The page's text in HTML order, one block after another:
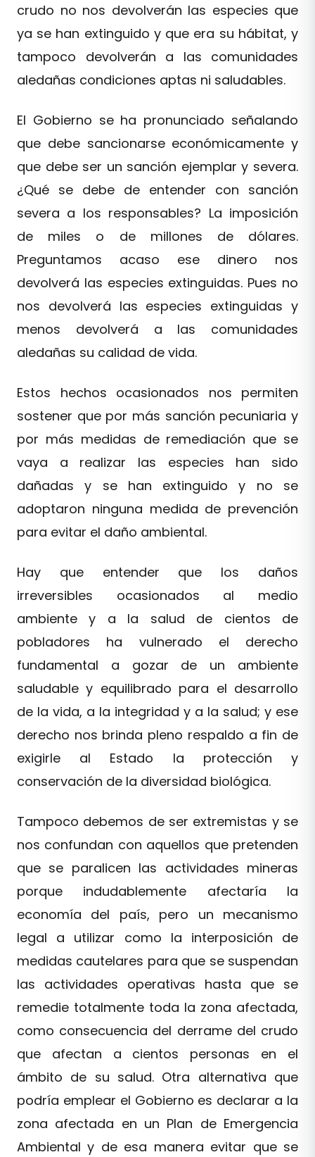
crudo no nos devolverán las especies que
ya se han extinguido y que era su hábitat, y
tampoco devolverán a las comunidades
aledañas condiciones aptas ni saludables.
El Gobierno se ha pronunciado señalando
que debe sancionarse económicamente y
que debe ser un sanción ejemplar y severa.
¿Qué se debe de entender con sanción
severa a los responsables? La imposición
de miles o de millones de dólares.
Preguntamos acaso ese dinero nos
devolverá las especies extinguidas. Pues no
nos devolverá las especies extinguidas y
menos devolverá a las comunidades
aledañas su calidad de vida.
Estos hechos ocasionados nos permiten
sostener que por más sanción pecuniaria y
por más medidas de remediación que se
vaya a realizar las especies han sido
dañadas y se han extinguido y no se
adoptaron ninguna medida de prevención
para evitar el daño ambiental.
Hay que entender que los daños
irreversibles ocasionados al medio
ambiente y a la salud de cientos de
pobladores ha vulnerado el derecho
fundamental a gozar de un ambiente
saludable y equilibrado para el desarrollo
de la vida, a la integridad y a la salud; y ese
derecho nos brinda pleno respaldo a fin de
exigirle al Estado la protección y
conservación de la diversidad biológica.
Tampoco debemos de ser extremistas y se
nos confundan con aquellos que pretenden
que se paralicen las actividades mineras
porque indudablemente afectaría la
economía del país, pero un mecanismo
legal a utilizar como la interposición de
medidas cautelares para que se suspendan
las actividades operativas hasta que se
remedie totalmente toda la zona afectada,
como consecuencia del derrame del crudo
que afectan a cientos personas en el
ámbito de su salud. Otra alternativa que
podría emplear el Gobierno es declarar a la
zona afectada en un Plan de Emergencia
Ambiental y de esa manera evitar que se